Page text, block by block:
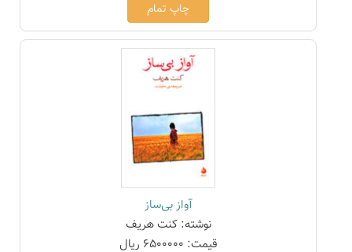
چاپ تمام
آواز بی‌ساز
نوشته: کنت هریف
قیمت: 6500000 ریال